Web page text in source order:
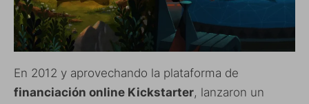
En 2012 y aprovechando la plataforma de
financiación online Kickstarter, lanzaron un